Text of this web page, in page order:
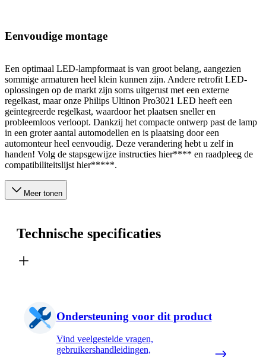
Eenvoudige montage
Een optimaal LED-lampformaat is van groot belang, aangezien
sommige armaturen heel klein kunnen zijn. Andere retrofit LED-
oplossingen op de markt zijn soms uitgerust met een externe
regelkast, maar onze Philips Ultinon Pro3021 LED heeft een
geïntegreerde regelkast, waardoor het plaatsen sneller en
probleemloos verloopt. Dankzij het compacte ontwerp past de lamp
in een groter aantal automodellen en is plaatsing door een
automonteur heel eenvoudig. Deze verandering hebt u zelf in
handen! Volg de stapsgewijze instructies hier**** en raadpleeg de
compatibiliteitslijst hier*****.
Meer tonen
Technische specificaties
Ondersteuning voor dit product
Vind veelgestelde vragen,
gebruikershandleidingen,